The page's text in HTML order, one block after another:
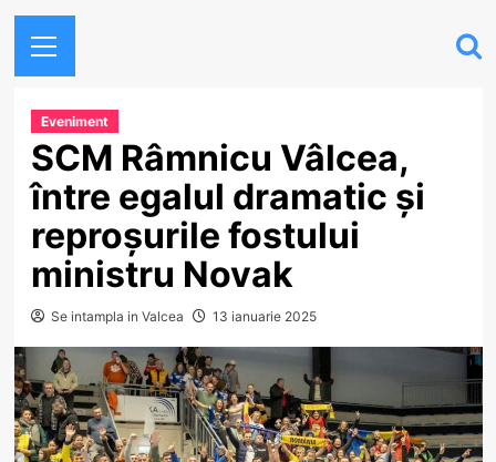
Menu
Eveniment
SCM Râmnicu Vâlcea,
între egalul dramatic și
reproșurile fostului
ministru Novak
Se intampla in Valcea 13 ianuarie 2025